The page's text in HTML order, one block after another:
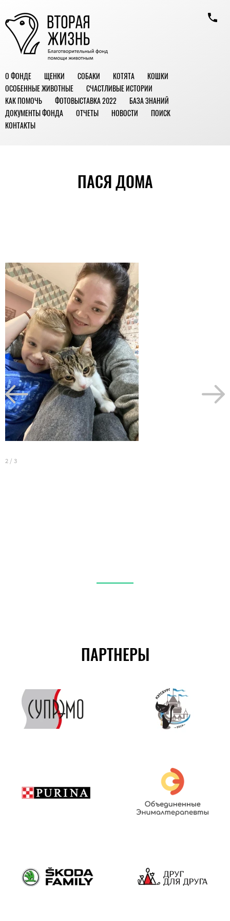
О ФОНДЕ ЩЕНКИ СОБАКИ КОТЯТА
КОШКИ
ОСОБЕННЫЕ ЖИВОТНЫЕ
СЧАСТЛИВЫЕ ИСТОРИИ
КАК ПОМОЧЬ
ФОТОВЫСТАВКА 2022
БАЗА ЗНАНИЙ
ДОКУМЕНТЫ ФОНДА
ОТЧЕТЫ НОВОСТИ
ПОИСК
КОНТАКТЫ
ПАСЯ ДОМА
2 / 3
ПАРТНЕРЫ